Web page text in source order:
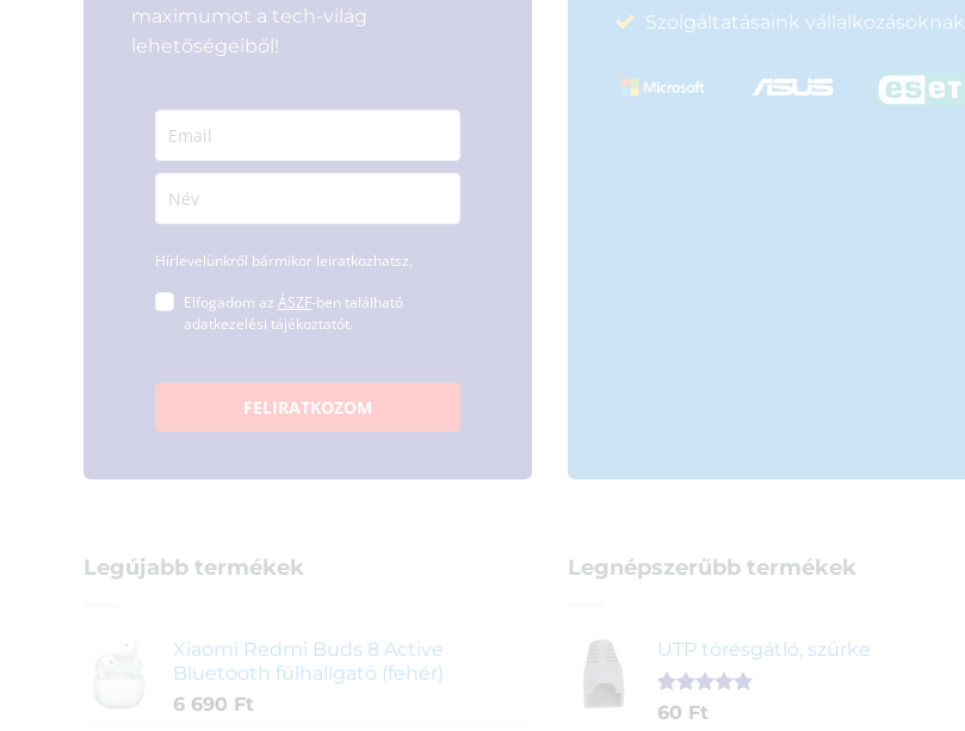
maximumot a tech-világ
lehetőségeiből!
Hírlevelünkről bármikor leiratkozhatsz.
Elfogadom az ÁSZF-ben található
adatkezelési tájékoztatót.
FELIRATKOZOM
Szolgáltatásaink vállalkozásoknak
Legújabb termékek
Xiaomi Redmi Buds 8 Active
Bluetooth fülhallgató (fehér)
6 690 Ft
Legnépszerűbb termékek
UTP törésgátló, szürke
Értékelés
1
60 Ft